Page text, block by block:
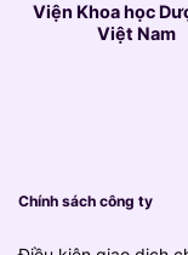
Viện Khoa học
Việt Nam
Chính sách công ty